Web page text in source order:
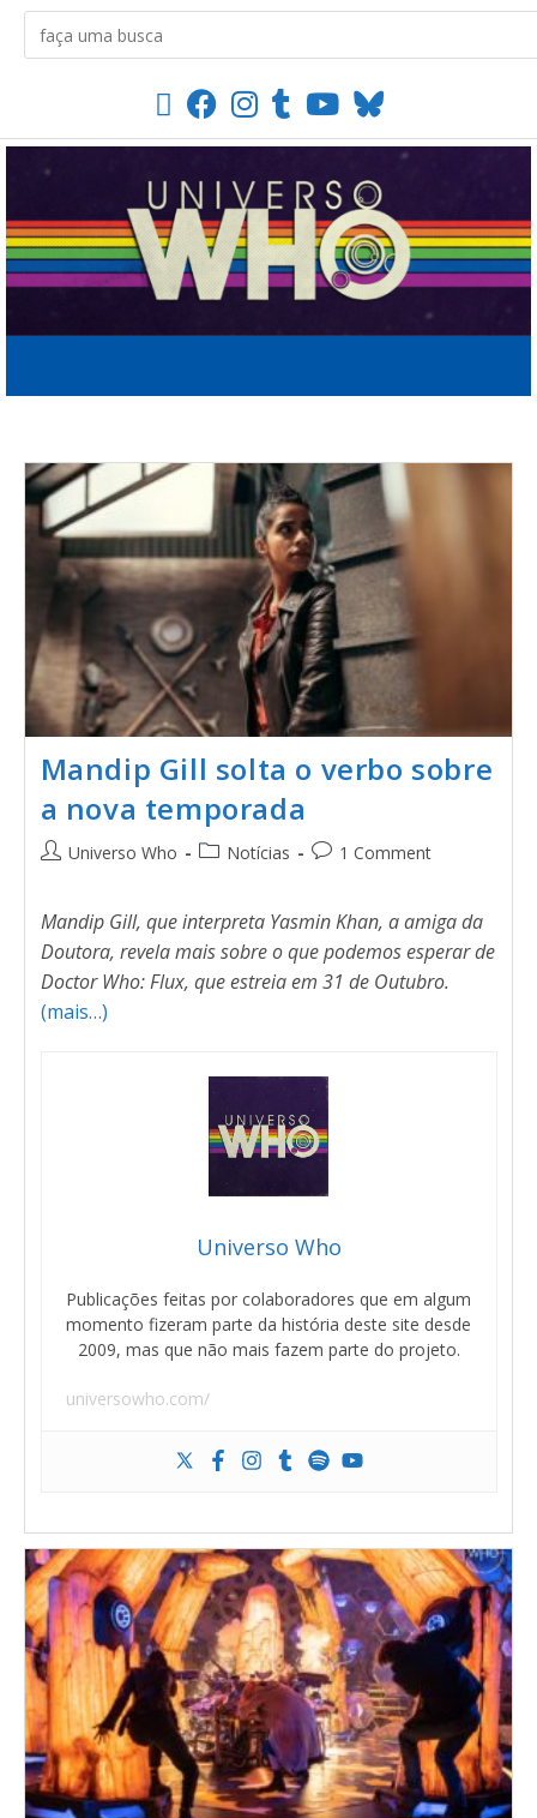
Mandip Gill solta o verbo sobre
a nova temporada
Universo Who Notícias 1 Comment
Mandip Gill, que interpreta Yasmin Khan, a amiga da
Doutora, revela mais sobre o que podemos esperar de
Doctor Who: Flux, que estreia em 31 de Outubro.
(mais…)
Universo Who
Publicações feitas por colaboradores que em algum
momento fizeram parte da história deste site desde
2009, mas que não mais fazem parte do projeto.
universowho.com/